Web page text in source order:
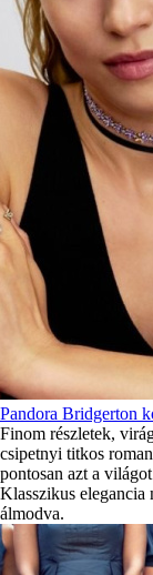
Pandora Bridgerton
Finom részletek,
csipetnyi titkos
pontosan azt a
Klasszikus elegancia
álmodva.